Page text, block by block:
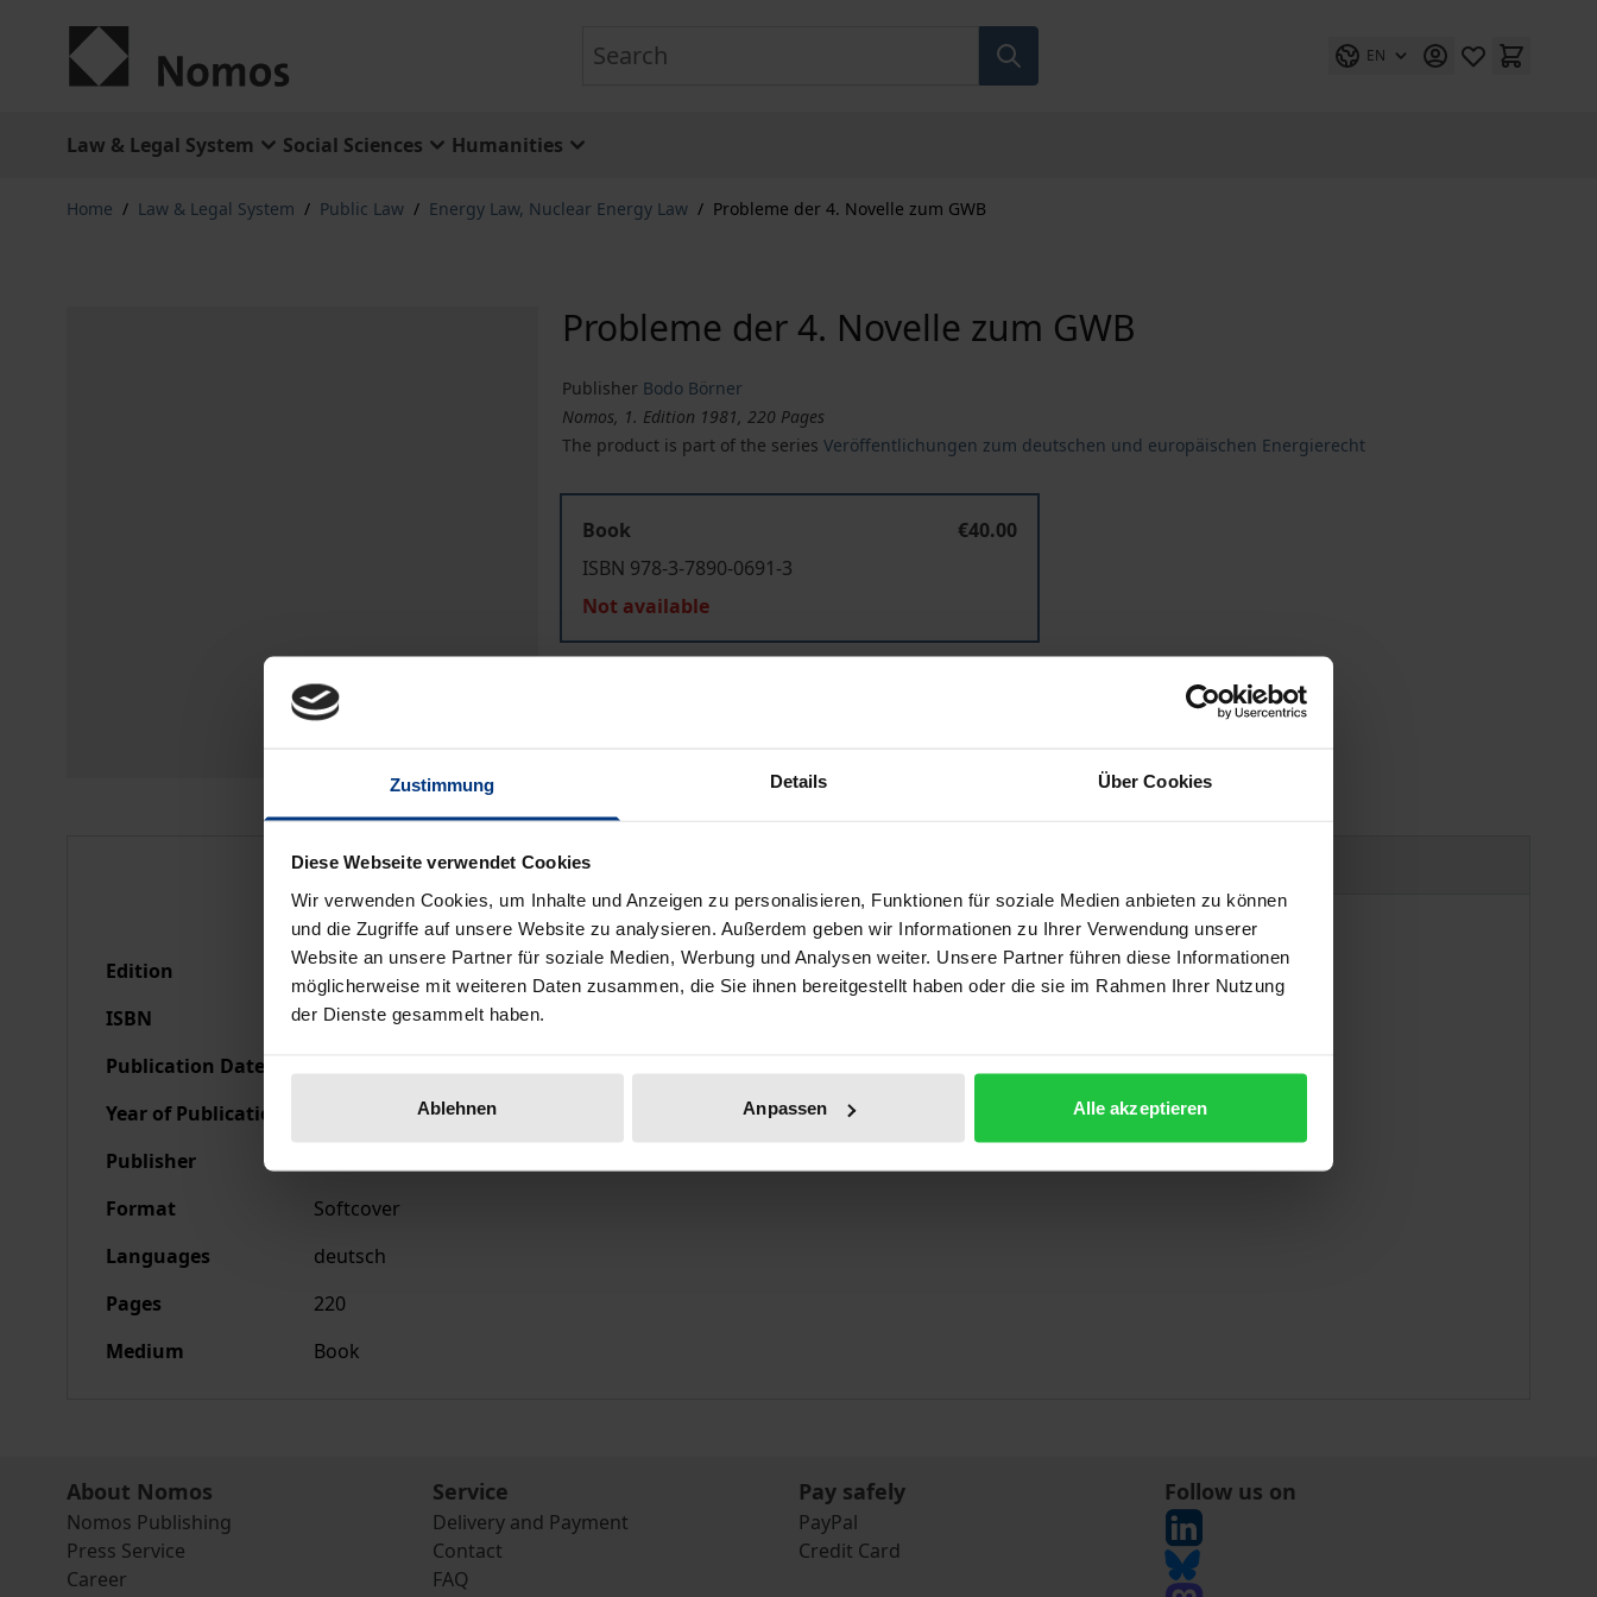
Zustimmung Details Über Cookies
Diese Webseite verwendet Cookies
Wir verwenden Cookies, um Inhalte und Anzeigen zu personalisieren, Funktionen für soziale Medien anbieten zu können
und die Zugriffe auf unsere Website zu analysieren. Außerdem geben wir Informationen zu Ihrer Verwendung unserer
Website an unsere Partner für soziale Medien, Werbung und Analysen weiter. Unsere Partner führen diese Informationen
möglicherweise mit weiteren Daten zusammen, die Sie ihnen bereitgestellt haben oder die sie im Rahmen Ihrer Nutzung
der Dienste gesammelt haben.
Ablehnen Anpassen Alle akzeptieren
EN
Law & Legal System Social Sciences Humanities
Home / Law & Legal System / Public Law / Energy Law, Nuclear Energy Law / Probleme der 4. Novelle zum GWB
Probleme der 4. Novelle zum GWB
Publisher Bodo Börner
Nomos, 1. Edition 1981, 220 Pages
The product is part of the seriesVeröffentlichungen zum deutschen und europäischen Energierecht
Book
€40.00
ISBN 978-3-7890-0691-3
Not available
Bibliographical data
Edition
1
ISBN
978-3-7890-0691-3
Publication Date
Year of Publication
Publisher
Format
Softcover
Languages
deutsch
Pages
220
Medium
Book
About Nomos
Nomos Publishing
Press Service
Career
Service
Delivery and Payment
Contact
FAQ
Pay safely
PayPal
Credit Card
Follow us on